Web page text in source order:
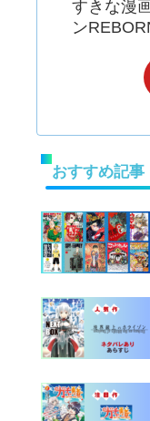
すきな漫
ン
おすすめ記事